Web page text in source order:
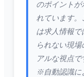
のポイントが
れています。
は求人情報で
られない現場
アルな視点で
※自動認識に